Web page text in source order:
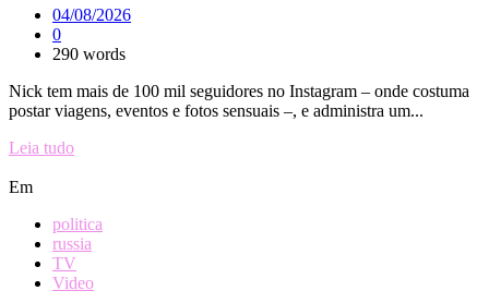
04/08/2026
0
290 words
Nick tem mais de 100 mil seguidores no Instagram – onde costuma
postar viagens, eventos e fotos sensuais –, e administra um...
Leia tudo
Em
politica
russia
TV
Video